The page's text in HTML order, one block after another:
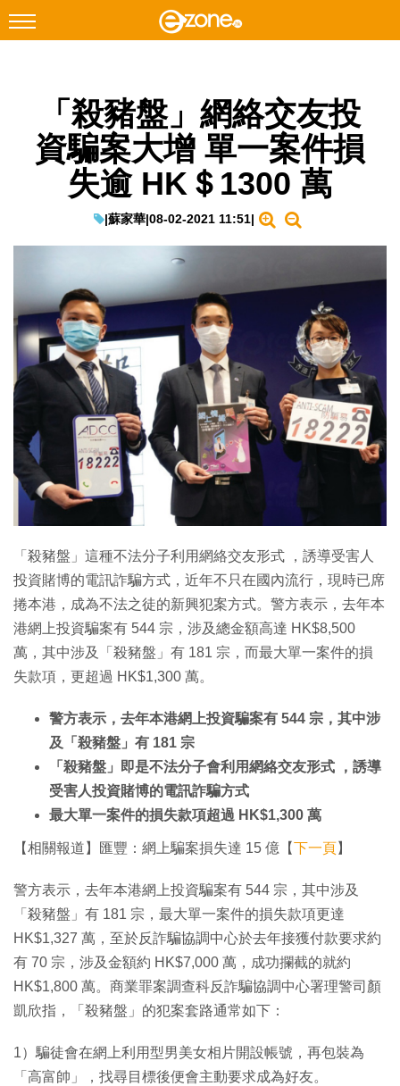
Facebook Instagram
科技焦點
教學評測
IT Times
生成式AI與雲端應用
Enterprise Digital Transformation
「殺豬盤」網絡交友投
資騙案大增 單一案件損
失逾 HK＄1300 萬
|蘇家華|08-02-2021 11:51|
「殺豬盤」這種不法分子利用網絡交友形式 ，誘導受害人
投資賭博的電訊詐騙方式，近年不只在國內流行，現時已席
捲本港，成為不法之徒的新興犯案方式。警方表示，去年本
港網上投資騙案有 544 宗，涉及總金額高達 HK$8,500
萬，其中涉及「殺豬盤」有 181 宗，而最大單一案件的損
失款項，更超過 HK$1,300 萬。
警方表示，去年本港網上投資騙案有 544 宗，其中涉
及「殺豬盤」有 181 宗
「殺豬盤」即是不法分子會利用網絡交友形式 ，誘導
受害人投資賭博的電訊詐騙方式
最大單一案件的損失款項超過 HK$1,300 萬
【相關報道】匯豐：網上騙案損失達 15 億【下一頁】
警方表示，去年本港網上投資騙案有 544 宗，其中涉及
「殺豬盤」有 181 宗，最大單一案件的損失款項更達
HK$1,327 萬，至於反詐騙協調中心於去年接獲付款要求約
有 70 宗，涉及金額約 HK$7,000 萬，成功攔截的就約
HK$1,800 萬。商業罪案調查科反詐騙協調中心署理警司顏
凱欣指，「殺豬盤」的犯案套路通常如下：
1）騙徒會在網上利用型男美女相片開設帳號，再包裝為
「高富帥」，找尋目標後便會主動要求成為好友。